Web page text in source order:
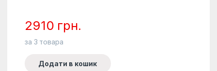
2910 грн.
за 3 товара
Додати в кошик